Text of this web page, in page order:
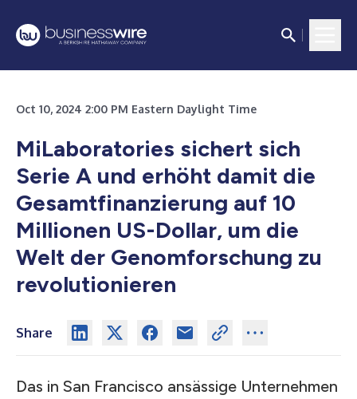
Oct 10, 2024 2:00 PM Eastern Daylight Time
MiLaboratories sichert sich
Serie A und erhöht damit die
Gesamtfinanzierung auf 10
Millionen US-Dollar, um die
Welt der Genomforschung zu
revolutionieren
Share
Das in San Francisco ansässige Unternehmen